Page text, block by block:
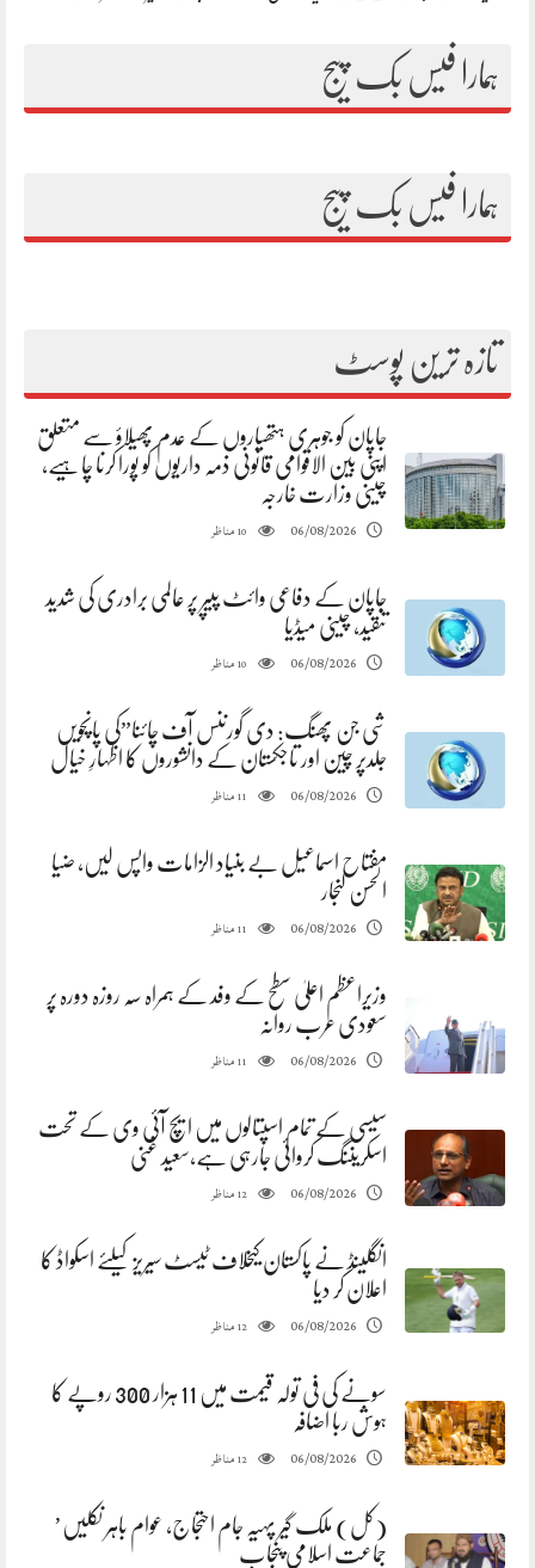
ہمارا فیس بک پیج
ہمارا فیس بک پیج
تازہ ترین پوسٹ
جاپان کو جوہری ہتھیاروں کے عدم پھیلاؤ سے متعلق
اپنی بین الاقوامی قانونی ذمہ داریوں کو پورا کرنا چاہیے،
چینی وزارت خارجہ
06/08/2026
10مناظر
جاپان کے دفاعی وائٹ پیپر پر عالمی برادری کی شدید
تنقید، چینی میڈیا
06/08/2026
10مناظر
شی جن پھنگ: دی گورننس آف چائنا”کی پانچویں
جلدپر چین اور تاجکستان کے دانشوروں کا اظہارِ خیال
06/08/2026
11مناظر
مفتاح اسماعیل بے بنیاد الزامات واپس لیں، ضیا
الحسن لنجار
06/08/2026
11مناظر
وزیراعظم اعلیٰ سطح کے وفد کے ہمراہ سہ روزہ دورہ پر
سعودی عرب روانہ
06/08/2026
11مناظر
سیسی کے تمام اسپتالوں میں ایچ آئی وی کے تحت
اسکریننگ کروائی جارہی ہے،سعید غنی
06/08/2026
12مناظر
انگلینڈ نے پاکستان کیخلاف ٹیسٹ سیریز کیلئے اسکواڈ کا
اعلان کر دیا
06/08/2026
12مناظر
سونے کی فی تولہ قیمت میں 11 ہزار 300 روپے کا
ہوش ربا اضافہ
06/08/2026
12مناظر
(کل) ملک گیر پہیہ جام احتجاج، عوام باہر نکلیں’
جماعت اسلامی پنجاب